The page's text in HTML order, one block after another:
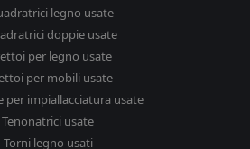
legno usate
doppie usate
per legno usate
per mobili usate
per impiallacciatura usate
Tenonatrici usate
Torni legno usati